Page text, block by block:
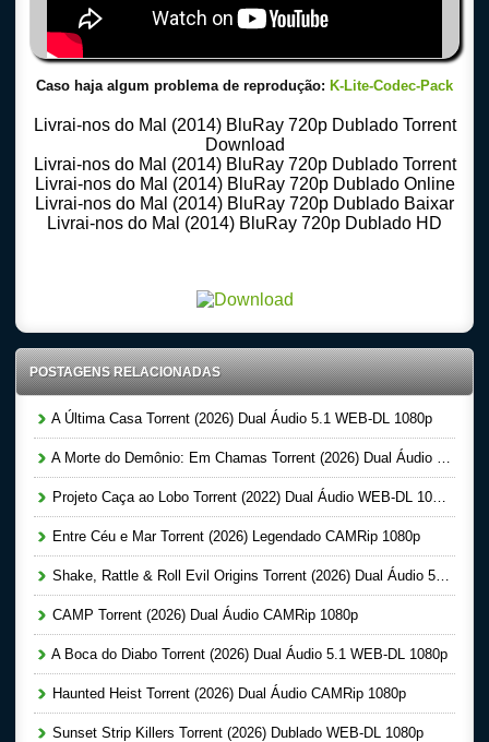
Caso haja algum problema de reprodução: K-Lite-Codec-Pack
Livrai-nos do Mal (2014) BluRay 720p Dublado Torrent
Download
Livrai-nos do Mal (2014) BluRay 720p Dublado Torrent
Livrai-nos do Mal (2014) BluRay 720p Dublado Online
Livrai-nos do Mal (2014) BluRay 720p Dublado Baixar
Livrai-nos do Mal (2014) BluRay 720p Dublado HD
POSTAGENS RELACIONADAS
A Última Casa Torrent (2026) Dual Áudio 5.1 WEB-DL 1080p
A Morte do Demônio: Em Chamas Torrent (2026) Dual Áudio WEB-DL 720p | 1080p
Projeto Caça ao Lobo Torrent (2022) Dual Áudio WEB-DL 1080p
Entre Céu e Mar Torrent (2026) Legendado CAMRip 1080p
Shake, Rattle & Roll Evil Origins Torrent (2026) Dual Áudio 5.1 WEB-DL 1080p
CAMP Torrent (2026) Dual Áudio CAMRip 1080p
A Boca do Diabo Torrent (2026) Dual Áudio 5.1 WEB-DL 1080p
Haunted Heist Torrent (2026) Dual Áudio CAMRip 1080p
Sunset Strip Killers Torrent (2026) Dublado WEB-DL 1080p